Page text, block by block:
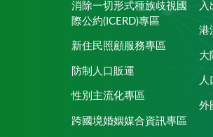
消除一切形式種族歧視國
際公約(ICERD)專區
新住民照顧服務專區
防制人口販運
性別主流化專區
跨國境婚姻媒合資訊專區
入
港
大
人
外